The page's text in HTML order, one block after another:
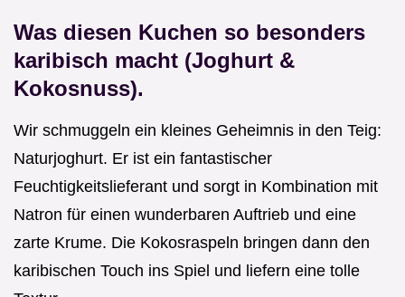
Was diesen Kuchen so besonders
karibisch macht (Joghurt &
Kokosnuss).
Wir schmuggeln ein kleines Geheimnis in den Teig:
Naturjoghurt. Er ist ein fantastischer
Feuchtigkeitslieferant und sorgt in Kombination mit
Natron für einen wunderbaren Auftrieb und eine
zarte Krume. Die Kokosraspeln bringen dann den
karibischen Touch ins Spiel und liefern eine tolle